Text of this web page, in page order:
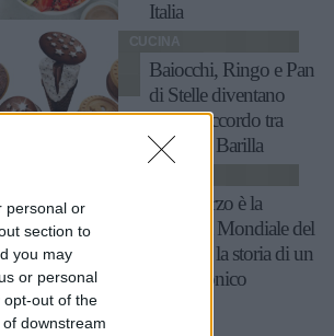
personal or
section to
you may
or personal
opt-out of the
downstream
Italia
CUCINA
Baiocchi, Ringo e Pan
di Stelle diventano
gelati: l'accordo tra
Algida e Barilla
Il 21 marzo è la
Giornata Mondiale del
tiramisù: la storia di un
dolce iconico